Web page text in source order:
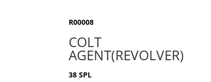
R00008
COLT
AGENT(REVOLVER)
38 SPL